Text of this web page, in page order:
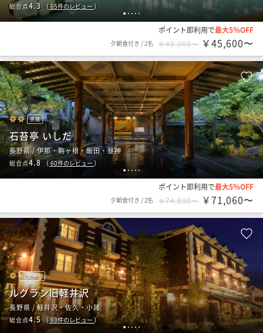
1 2 3 4 5
総合点4.3（65件のレビュー）
ポイント即利用で最大5％OFF
夕朝食付き /2名 ￥48,000〜 ￥45,600〜
1 2 34 5
旅館
石苔亭 いしだ
長野県 / 伊那・駒ヶ根・飯田・昼神
総合点4.8 （60件のレビュー ）
ポイント即利用で最大5％OFF
夕朝食付き /2名 ￥74,800〜 ￥71,060〜
1 2345
リゾート
ルグラン旧軽井沢
長野県 / 軽井沢・佐久・小諸
総合点4.5（93件のレビュー）